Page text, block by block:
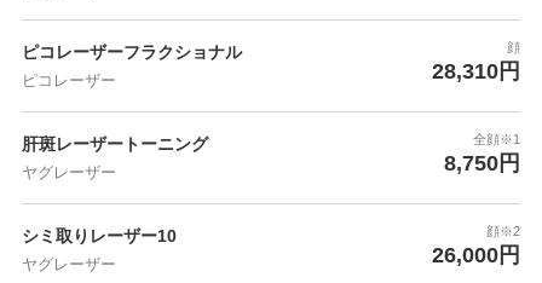
ピコレーザーフラクショナル
ピコレーザー
顔
28,310円
肝斑レーザートーニング
ヤグレーザー
全顔※1
8,750円
シミ取りレーザー10
ヤグレーザー
顔※2
26,000円